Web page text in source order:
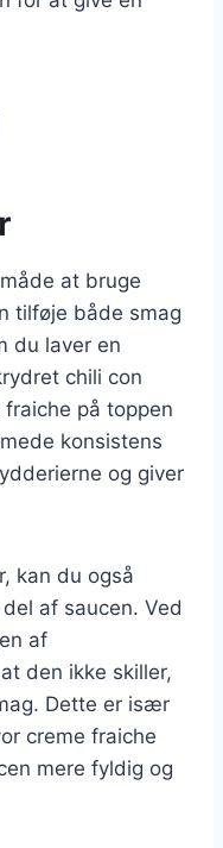
at bruge
tilføje både smag
du laver en
chili con
på toppen
konsistens
og giver
kan du også
af saucen. Ved
af
den ikke skiller,
Dette er især
creme fraiche
mere fyldig og